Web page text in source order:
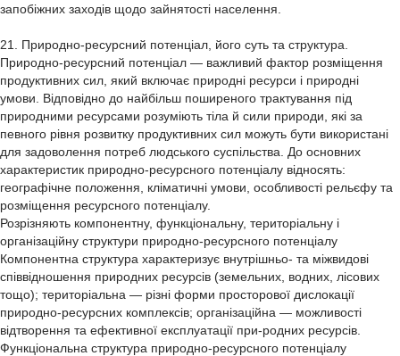
запобіжних заходів щодо зайнятості населення.
21. Природно-ресурсний потенціал, його суть та структура.
Природно-ресурсний потенціал — важливий фактор розміщення
продуктивних сил, який включає природні ресурси і природні
умови. Відповідно до найбільш поширеного трактування під
природними ресурсами розуміють тіла й сили природи, які за
певного рівня розвитку продуктивних сил можуть бути використані
для задоволення потреб людського суспільства. До основних
характеристик природно-ресурсного потенціалу відносять:
географічне положення, кліматичні умови, особливості рельєфу та
розміщення ресурсного потенціалу.
Розрізняють компонентну, функціональну, територіальну і
організаційну структури природно-ресурсного потенціалу
Компонентна структура характеризує внутрішньо- та міжвидові
співвідношення природних ресурсів (земельних, водних, лісових
тощо); територіальна — різні форми просторової дислокації
природно-ресурсних комплексів; організаційна — можливості
відтворення та ефективної експлуатації при-родних ресурсів.
Функціональна структура природно-ресурсного потенціалу